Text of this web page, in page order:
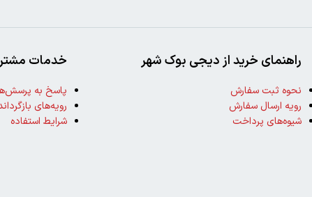
خدمات
پاسخ به
رویه‌های
شرایط استفاده
راهنمای خرید از دیجی بوک شهر
نحوه ثبت سفارش
رویه ارسال سفارش
شیوه‌های پرداخت